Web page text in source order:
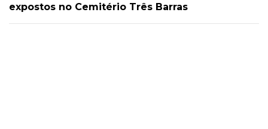
expostos no Cemitério Três Barras